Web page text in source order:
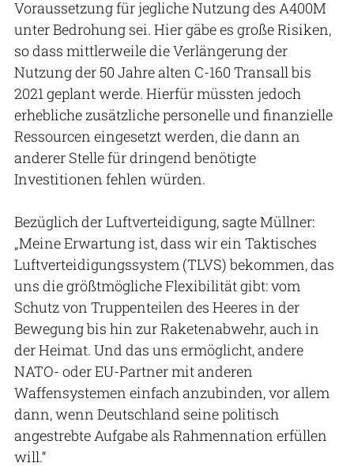
Voraussetzung für jegliche Nutzung des A400M
unter Bedrohung sei. Hier gäbe es große Risiken,
so dass mittlerweile die Verlängerung der
Nutzung der 50 Jahre alten C-160 Transall bis
2021 geplant werde. Hierfür müssten jedoch
erhebliche zusätzliche personelle und finanzielle
Ressourcen eingesetzt werden, die dann an
anderer Stelle für dringend benötigte
Investitionen fehlen würden.
Bezüglich der Luftverteidigung, sagte Müllner:
„Meine Erwartung ist, dass wir ein Taktisches
Luftverteidigungssystem (TLVS) bekommen, das
uns die größtmögliche Flexibilität gibt: vom
Schutz von Truppenteilen des Heeres in der
Bewegung bis hin zur Raketenabwehr, auch in
der Heimat. Und das uns ermöglicht, andere
NATO- oder EU-Partner mit anderen
Waffensystemen einfach anzubinden, vor allem
dann, wenn Deutschland seine politisch
angestrebte Aufgabe als Rahmennation erfüllen
will.“